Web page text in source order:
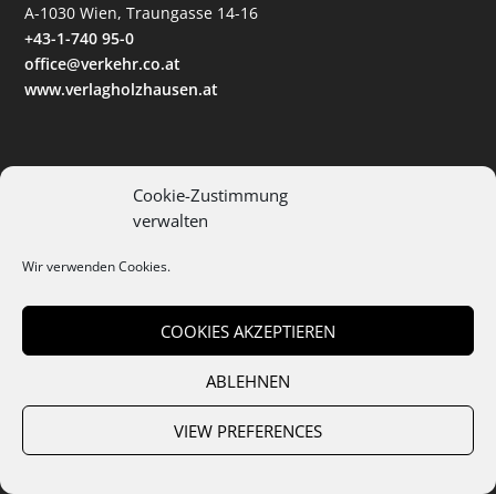
Cookie-Zustimmung
verwalten
Wir verwenden Cookies.
COOKIES AKZEPTIEREN
ABLEHNEN
VIEW PREFERENCES
A-1030 Wien, Traungasse 14-16
+43-1-740 95-0
office@verkehr.co.at
www.verlagholzhausen.at
Roundtable